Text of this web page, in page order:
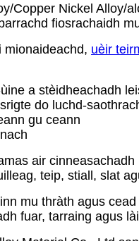
Copper Nickel
fiosrachaidh
mionaideachd, uèir
a stèidheachadh
do luchd-
gu ceann
air
teip, stiall, slat
mu thràth agus
fuar, tarraing agus